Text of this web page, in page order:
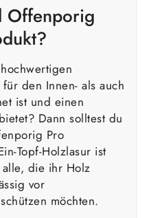
Offenporig
den Innen- als auch
ist und einen
Dann solltest du
Pro
Topf-Holzlasur ist
die ihr Holz
vor
möchten.